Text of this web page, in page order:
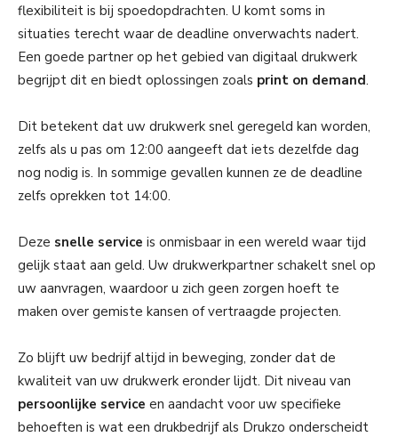
flexibiliteit is bij spoedopdrachten. U komt soms in
situaties terecht waar de deadline onverwachts nadert.
Een goede partner op het gebied van digitaal drukwerk
begrijpt dit en biedt oplossingen zoals print on demand.
Dit betekent dat uw drukwerk snel geregeld kan worden,
zelfs als u pas om 12:00 aangeeft dat iets dezelfde dag
nog nodig is. In sommige gevallen kunnen ze de deadline
zelfs oprekken tot 14:00.
Deze snelle service is onmisbaar in een wereld waar tijd
gelijk staat aan geld. Uw drukwerkpartner schakelt snel op
uw aanvragen, waardoor u zich geen zorgen hoeft te
maken over gemiste kansen of vertraagde projecten.
Zo blijft uw bedrijf altijd in beweging, zonder dat de
kwaliteit van uw drukwerk eronder lijdt. Dit niveau van
persoonlijke service en aandacht voor uw specifieke
behoeften is wat een drukbedrijf als Drukzo onderscheidt